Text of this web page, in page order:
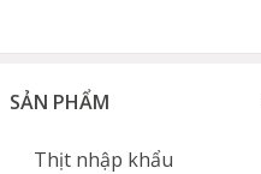
SẢN PHẨM
Thịt nhập khẩu